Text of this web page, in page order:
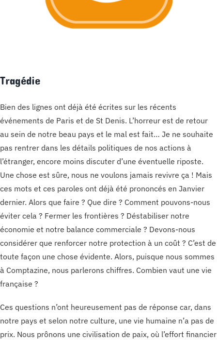
Tragédie
Bien des lignes ont déjà été écrites sur les récents
événements de Paris et de St Denis. L’horreur est de retour
au sein de notre beau pays et le mal est fait… Je ne souhaite
pas rentrer dans les détails politiques de nos actions à
l’étranger, encore moins discuter d’une éventuelle riposte.
Une chose est sûre, nous ne voulons jamais revivre ça ! Mais
ces mots et ces paroles ont déjà été prononcés en Janvier
dernier. Alors que faire ? Que dire ? Comment pouvons-nous
éviter cela ? Fermer les frontières ? Déstabiliser notre
économie et notre balance commerciale ? Devons-nous
considérer que renforcer notre protection à un coût ? C’est de
toute façon une chose évidente. Alors, puisque nous sommes
à Comptazine, nous parlerons chiffres. Combien vaut une vie
française ?
Ces questions n’ont heureusement pas de réponse car, dans
notre pays et selon notre culture, une vie humaine n’a pas de
prix. Nous prônons une civilisation de paix, où l’effort financier